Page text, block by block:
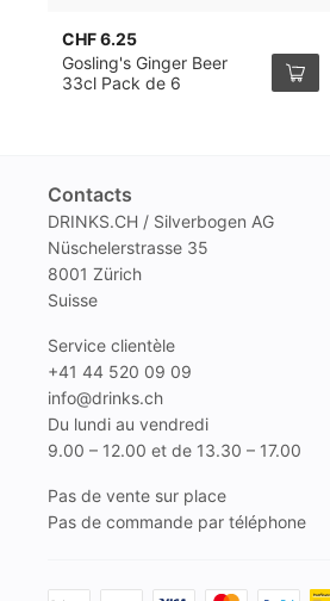
CHF 6.25
Gosling's Ginger Beer
33cl Pack de 6
Contacts
DRINKS.CH / Silverbogen AG
Nüschelerstrasse 35
8001 Zürich
Suisse
Service clientèle
+41 44 520 09 09
info@drinks.ch
Du lundi au vendredi
9.00 – 12.00 et de 13.30 – 17.00
Pas de vente sur place
Pas de commande par téléphone